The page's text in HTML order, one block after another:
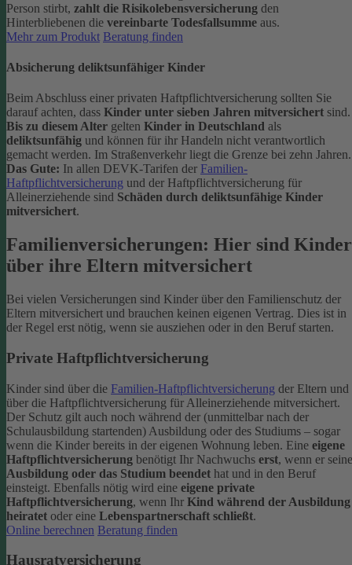
Person stirbt, zahlt die Risikolebensversicherung den
Hinterbliebenen die vereinbarte Todesfallsumme aus.
Mehr zum Produkt Beratung finden
Absicherung deliktsunfähiger Kinder
Beim Abschluss einer privaten Haftpflichtversicherung sollten Sie
darauf achten, dass Kinder unter sieben Jahren mitversichert sind.
Bis zu diesem Alter gelten Kinder in Deutschland als
deliktsunfähig und können für ihr Handeln nicht verantwortlich
gemacht werden. Im Straßenverkehr liegt die Grenze bei zehn Jahren.
Das Gute: In allen DEVK-Tarifen der Familien-
Haftpflichtversicherung und der Haftpflichtversicherung für
Alleinerziehende sind Schäden durch deliktsunfähige Kinder
mitversichert.
Familienversicherungen: Hier sind Kinder
über ihre Eltern mitversichert
Bei vielen Versicherungen sind Kinder über den Familienschutz der
Eltern mitversichert und brauchen keinen eigenen Vertrag. Dies ist in
der Regel erst nötig, wenn sie ausziehen oder in den Beruf starten.
Private Haftpflichtversicherung
Kinder sind über die Familien-Haftpflichtversicherung der Eltern und
über die Haftpflichtversicherung für Alleinerziehende mitversichert.
Der Schutz gilt auch noch während der (unmittelbar nach der
Schulausbildung startenden) Ausbildung oder des Studiums – sogar
wenn die Kinder bereits in der eigenen Wohnung leben. Eine eigene
Haftpflichtversicherung benötigt Ihr Nachwuchs erst, wenn er seine
Ausbildung oder das Studium beendet hat und in den Beruf
einsteigt. Ebenfalls nötig wird eine eigene private
Haftpflichtversicherung, wenn Ihr Kind während der Ausbildung
heiratet oder eine Lebenspartnerschaft schließt.
Online berechnen Beratung finden
Hausratversicherung